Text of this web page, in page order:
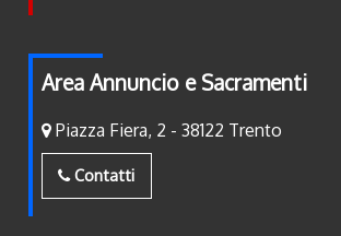
Area Annuncio e Sacramenti
Piazza Fiera, 2 - 38122 Trento
Contatti